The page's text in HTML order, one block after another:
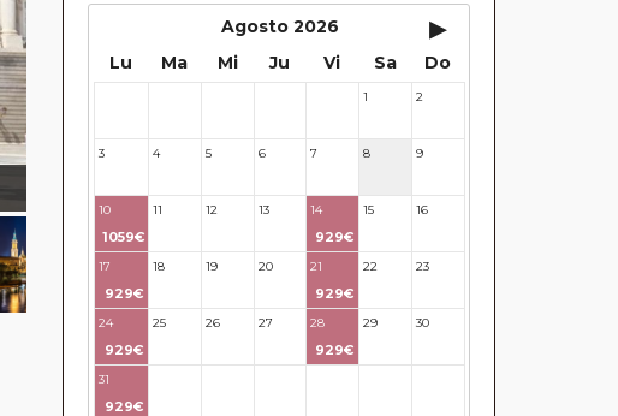
Agosto 2026
▸
Lu Ma Mi Ju Vi Sa Do
1 2
3 4 5 6 7 8 9
10
1059€
11 12 13 14
929€
15 16
17
929€
18 19 20 21
929€
22 23
24
929€
25 26 27 28
929€
29 30
31
929€